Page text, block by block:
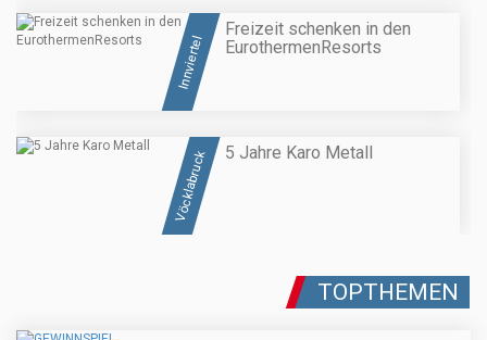
Innviertel
Freizeit schenken in den
EurothermenResorts
Vöcklabruck 5 Jahre Karo Metall
TOPTHEMEN